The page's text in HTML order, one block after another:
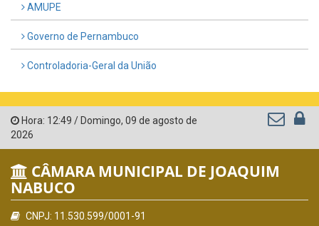
AMUPE
Governo de Pernambuco
Controladoria-Geral da União
Hora: 12:49 / Domingo, 09 de agosto de
2026
CÂMARA MUNICIPAL DE JOAQUIM
NABUCO
CNPJ: 11.530.599/0001-91